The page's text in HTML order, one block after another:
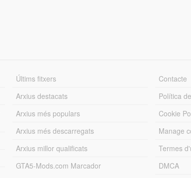
Últims fitxers
Arxius destacats
Arxius més populars
Arxius més descarregats
Arxius millor qualificats
GTA5-Mods.com Marcador
Contacte
Política
Cookie
Manage
Termes
DMCA